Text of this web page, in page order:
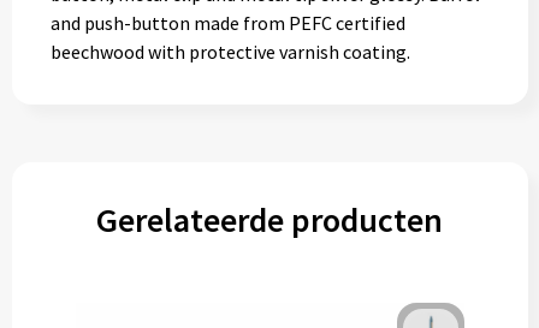
and push-button made from PEFC certified
beechwood with protective varnish coating.
Gerelateerde producten